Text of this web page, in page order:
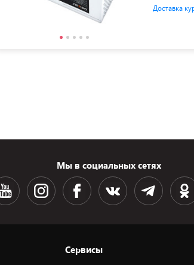
Доставка
Мы в социальных сетях
Сервисы